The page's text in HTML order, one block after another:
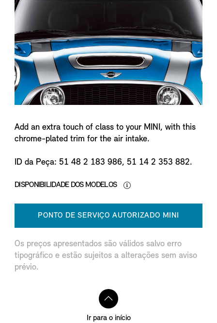
o
Add an extra touch of class to your MINI, with this
chrome-plated trim for the air intake.
ID da Peça: 51 48 2 183 986, 51 14 2 353 882.
DISPONIBILIDADE DOS MODELOS
PONTO DE SERVIÇO AUTORIZADO MINI
Os preços apresentados são válidos salvo erro
tipográfico e estão sujeitos a alterações sem aviso
prévio.
Ir para o início